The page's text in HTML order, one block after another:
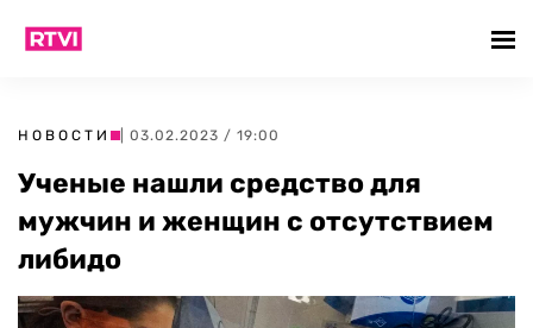
НОВОСТИ | 03.02.2023 / 19:00
Ученые нашли средство для
мужчин и женщин с отсутствием
либидо